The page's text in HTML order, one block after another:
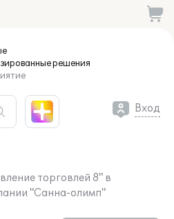
решения
Вход
торговлей 8" в
"Санна-олимп"